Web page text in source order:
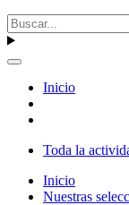
Inicio
Toda la
Inicio
Nuestras